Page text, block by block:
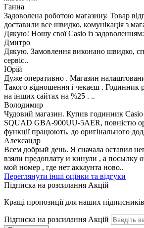
Ганна
Задоволена роботою магазину. Товар
доставили все швидко, комунікація з
Дякую! Ношу свої Casio із
Дмитро
Дякую. Замовлення виконано швидко,
сервіс..
Юрій
Дуже оперативно . Магазин
Такого відношення і чекаєш . Годинник
на інших сайтах на %25 . ..
Володимир
Чудовий магазин. Купив годинник
SQUAD GBA-900UU-5AER, повністю
функції працюють, до оригінального
Александр
Всем добрый день. Я сначала оставил
взяли предоплату и кинули , а посылку
мой номер , где нет аккаунта ново..
Переглянути інші оцінки та відгуки
Підписка на розсилання Акцій
Кращі пропозиції для наших
Підписка на розсилання Акцій